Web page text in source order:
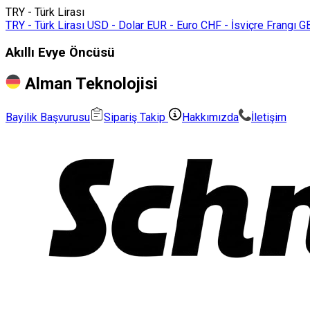
TRY - Türk Lirası
TRY - Türk Lirası USD - Dolar EUR - Euro CHF - İsviçre Frangı
Akıllı Evye Öncüsü
Alman Teknolojisi
Bayilik Başvurusu Sipariş Takip Hakkımızda İletişim